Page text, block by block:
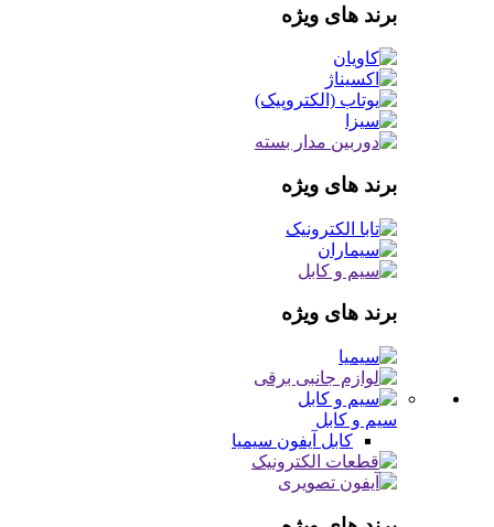
برند های ویژه
برند های ویژه
برند های ویژه
سیم و کابل
کابل آیفون سیمیا